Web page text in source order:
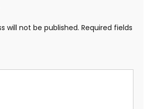
will not be published. Required fields